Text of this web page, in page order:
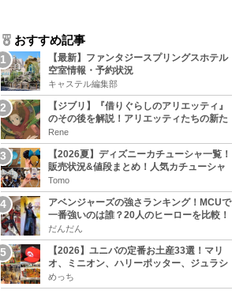
おすすめ記事
【最新】ファンタジースプリングスホテル
空室情報・予約状況
キャステル編集部
【ジブリ】『借りぐらしのアリエッティ』
のその後を解説！アリエッティたちの新た
な住処は？翔の病気は治る？
Rene
【2026夏】ディズニーカチューシャ一覧！
販売状況&値段まとめ！人気カチューシャ
をチェック
Tomo
アベンジャーズの強さランキング！MCUで
一番強いのは誰？20人のヒーローを比較！
だんだん
【2026】ユニバの定番お土産33選！マリ
オ、ミニオン、ハリーポッター、ジュラシ
ックパーク、セサミ、SINGなどのグッズ情
報
めっち